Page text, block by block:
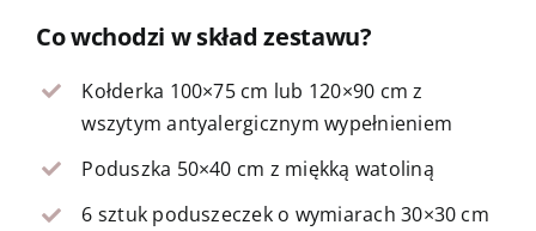
Co wchodzi w skład zestawu?
Kołderka 100×75 cm lub 120×90 cm z
wszytym antyalergicznym wypełnieniem
Poduszka 50×40 cm z miękką watoliną
6 sztuk poduszeczek o wymiarach 30×30 cm